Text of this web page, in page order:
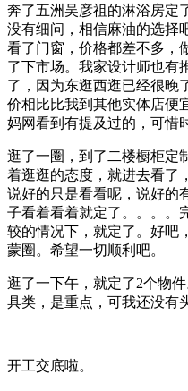
奔了五洲吴彦祖的淋浴房定
没有细问，相信麻油的选择
看了门窗，价格都差不多，
了下市场。我家设计师也有
了，因为东逛西逛已经很晚
价相比比我到其他实体店便
妈网看到有提及过的，可惜
逛了一圈，到了二楼橱柜定
着逛逛的态度，就进去看了
说好的只是看看呢，说好的
子看着看着就定了。。。。
较的情况下，就定了。好吧
蒙圈。希望一切顺利吧。
逛了一下午，就定了2个物
具类，是重点，可我还没有
开工交底啦。